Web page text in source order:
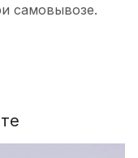
самовывозе.